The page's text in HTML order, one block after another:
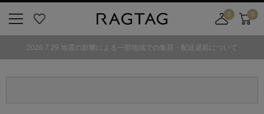
気
0
舗
カ
0
2026.7.29 地震の影響による一部地域での集荷・配送遅延について